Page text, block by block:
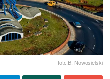
foto:B. Nowosielski